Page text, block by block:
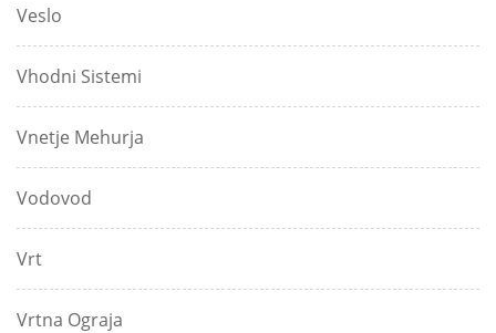
Veslo
Vhodni Sistemi
Vnetje Mehurja
Vodovod
Vrt
Vrtna Ograja